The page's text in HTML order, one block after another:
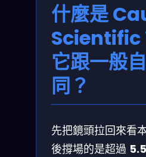
什麼是
它跟一般
同？
先把鏡頭拉回來看
後撐場的是超過